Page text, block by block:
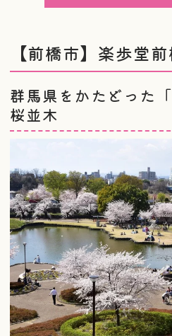
【前橋市】楽歩堂
群馬県をかたどった
桜並木